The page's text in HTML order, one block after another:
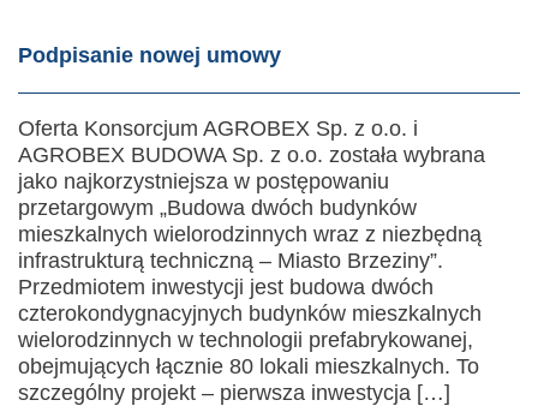
Podpisanie nowej umowy
Oferta Konsorcjum AGROBEX Sp. z o.o. i
AGROBEX BUDOWA Sp. z o.o. została wybrana
jako najkorzystniejsza w postępowaniu
przetargowym „Budowa dwóch budynków
mieszkalnych wielorodzinnych wraz z niezbędną
infrastrukturą techniczną – Miasto Brzeziny”.
Przedmiotem inwestycji jest budowa dwóch
czterokondygnacyjnych budynków mieszkalnych
wielorodzinnych w technologii prefabrykowanej,
obejmujących łącznie 80 lokali mieszkalnych. To
szczególny projekt – pierwsza inwestycja […]